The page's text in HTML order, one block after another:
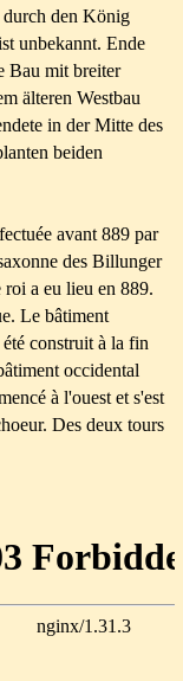
den König
unbekannt. Ende
Bau mit breiter
älteren Westbau
in der Mitte des
beiden
avant 889 par
des Billunger
a eu lieu en 889.
Le bâtiment
construit à la fin
occidental
à l'ouest et s'est
Des deux tours